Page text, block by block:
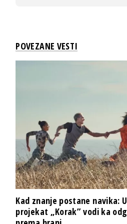
POVEZANE VESTI
Kad znanje postane navika:
projekat „Korak” vodi ka